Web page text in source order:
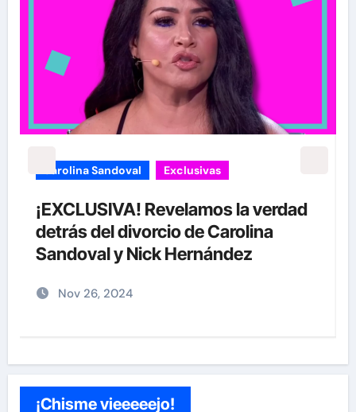
carolina Sandoval Exclusivas
¡EXCLUSIVA! Revelamos la verdad
detrás del divorcio de Carolina
Sandoval y Nick Hernández
Nov 26, 2024
¡Chisme vieeeeejo!